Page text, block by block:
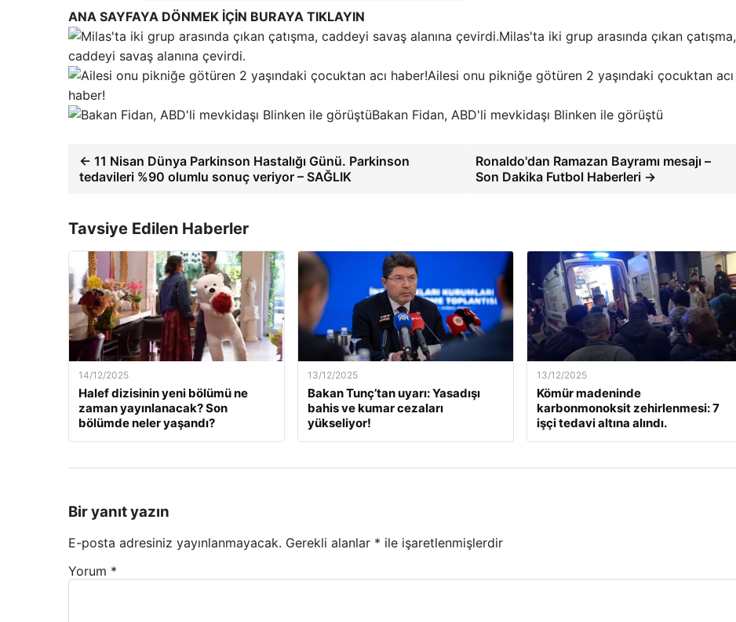
ANA SAYFAYA DÖNMEK İÇİN BURAYA TIKLAYIN
Milas'ta iki grup arasında çıkan çatışma,
caddeyi savaş alanına çevirdi.
Ailesi onu pikniğe götüren 2 yaşındaki çocuktan acı
haber!
Bakan Fidan, ABD'li mevkidaşı Blinken ile görüştü
← 11 Nisan Dünya Parkinson Hastalığı Günü. Parkinson
tedavileri %90 olumlu sonuç veriyor – SAĞLIK
Ronaldo'dan Ramazan Bayramı mesajı –
Son Dakika Futbol Haberleri →
Tavsiye Edilen Haberler
14/12/2025
Halef dizisinin yeni bölümü ne
zaman yayınlanacak? Son
bölümde neler yaşandı?
13/12/2025
Bakan Tunç’tan uyarı: Yasadışı
bahis ve kumar cezaları
yükseliyor!
13/12/2025
Kömür madeninde
karbonmonoksit zehirlenmesi: 7
işçi tedavi altına alındı.
Bir yanıt yazın
E-posta adresiniz yayınlanmayacak. Gerekli alanlar * ile işaretlenmişlerdir
Yorum *